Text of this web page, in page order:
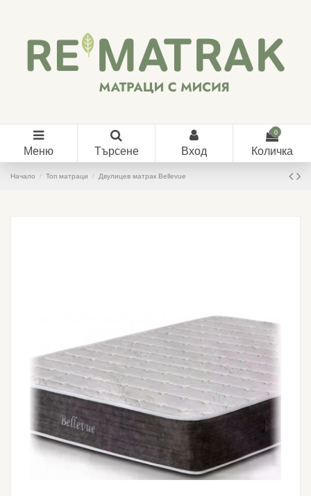
Меню Търсене Вход
0
Количка
Начало Топ матраци Двулицев матрак Bellevue